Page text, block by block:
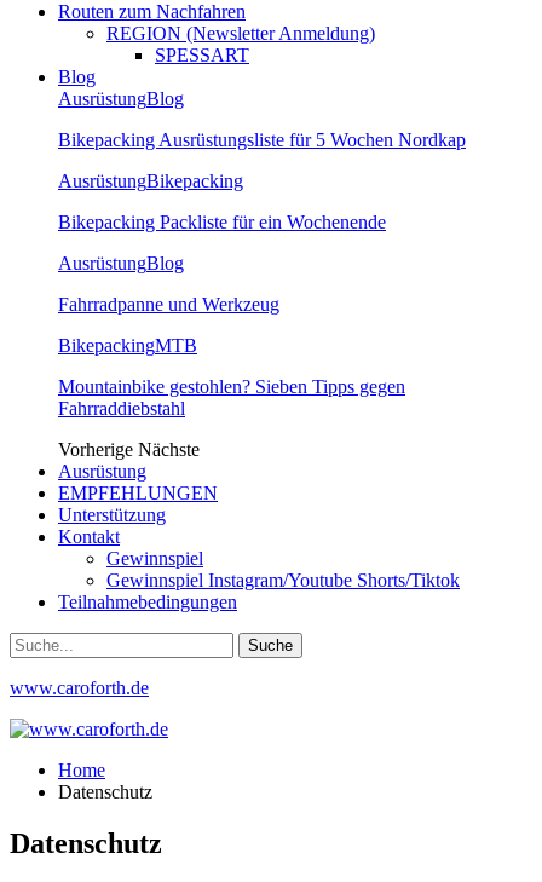
Routen zum Nachfahren
REGION (Newsletter Anmeldung)
SPESSART
Blog
AusrüstungBlog
Bikepacking Ausrüstungsliste für 5 Wochen Nordkap
AusrüstungBikepacking
Bikepacking Packliste für ein Wochenende
AusrüstungBlog
Fahrradpanne und Werkzeug
BikepackingMTB
Mountainbike gestohlen? Sieben Tipps gegen
Fahrraddiebstahl
Vorherige Nächste
Ausrüstung
EMPFEHLUNGEN
Unterstützung
Kontakt
Gewinnspiel
Gewinnspiel Instagram/Youtube Shorts/Tiktok
Teilnahmebedingungen
www.caroforth.de
Home
Datenschutz
Datenschutz